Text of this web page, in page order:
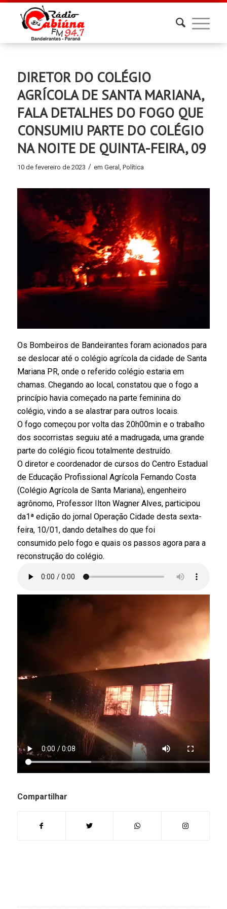
DIRETOR DO COLÉGIO
AGRÍCOLA DE SANTA MARIANA,
FALA DETALHES DO FOGO QUE
CONSUMIU PARTE DO COLÉGIO
NA NOITE DE QUINTA-FEIRA, 09
10 de fevereiro de 2023 / em Geral , Política
Os Bombeiros de Bandeirantes foram acionados para
se deslocar até o colégio agrícola da cidade de Santa
Mariana PR, onde o referido colégio estaria em
chamas. Chegando ao local, constatou que o fogo a
princípio havia começado na parte feminina do
colégio, vindo a se alastrar para outros locais.
O fogo começou por volta das 20h00min e o trabalho
dos socorristas seguiu até a madrugada, uma grande
parte do colégio ficou totalmente destruído.
O diretor e coordenador de cursos do Centro Estadual
de Educação Profissional Agrícola Fernando Costa
(Colégio Agrícola de Santa Mariana), engenheiro
agrônomo, Professor Ilton Wagner Alves, participou
da1ª edição do jornal Operação Cidade desta sexta-
feira, 10/01, dando detalhes do que foi
consumido pelo fogo e quais os passos agora para a
reconstrução do colégio.
Compartilhar